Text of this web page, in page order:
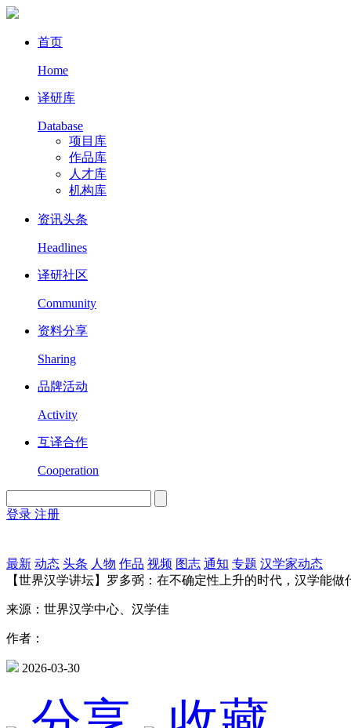
首页
Home
译研库
Database
项目库
作品库
人才库
机构库
资讯头条
Headlines
译研社区
Community
资料分享
Sharing
品牌活动
Activity
互译合作
Cooperation
登录 注册
最新 动态 头条 人物 作品 视频 图志 通知 专题 汉学家动态
【世界汉学讲坛】罗多弼：在不确定性上升的时代，汉学能做
来源：世界汉学中心、汉学佳
作者：
2026-03-30